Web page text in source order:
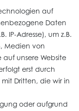
auf
Daten
IP-Adresse), um z.B.
Medien von
unsere Website
erst durch
Dritten, die wir in
oder aufgrund